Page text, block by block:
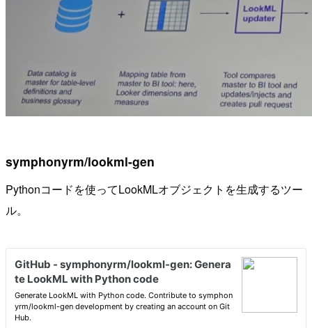
symphonyrm/lookml-gen
Pythonコードを使ってLookMLオブジェクトを生成するツー
ル。